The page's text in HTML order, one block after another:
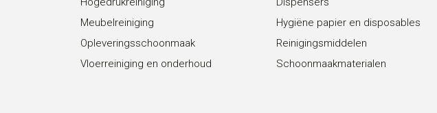
Meubelreiniging
Opleveringsschoonmaak
Vloerreiniging en onderhoud
Hygiëne papier en disposables
Reinigingsmiddelen
Schoonmaakmaterialen